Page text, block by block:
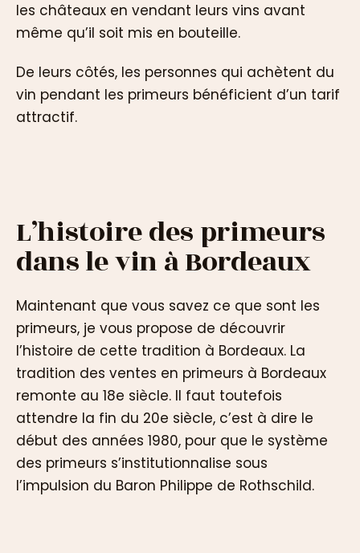
les châteaux en vendant leurs vins avant
même qu’il soit mis en bouteille.
De leurs côtés, les personnes qui achètent du
vin pendant les primeurs bénéficient d’un tarif
attractif.
L’histoire des primeurs
dans le vin à Bordeaux
Maintenant que vous savez ce que sont les
primeurs, je vous propose de découvrir
l’histoire de cette tradition à Bordeaux. La
tradition des ventes en primeurs à Bordeaux
remonte au 18e siècle. Il faut toutefois
attendre la fin du 20e siècle, c’est à dire le
début des années 1980, pour que le système
des primeurs s’institutionnalise sous
l’impulsion du Baron Philippe de Rothschild.